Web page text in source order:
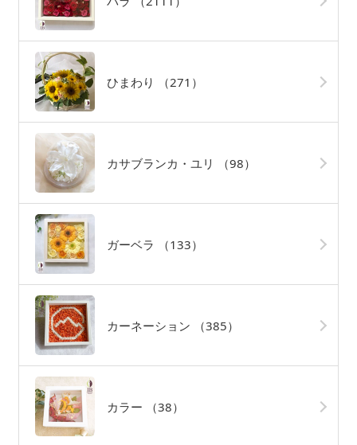
ひまわり （271）
カサブランカ・ユリ （98）
ガーベラ （133）
カーネーション （385）
カラー （38）